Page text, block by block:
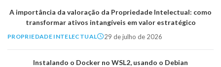
A importância da valoração da Propriedade Intelectual: como
transformar ativos intangíveis em valor estratégico
PROPRIEDADE INTELECTUAL 29 de julho de 2026
Instalando o Docker no WSL2, usando o Debian